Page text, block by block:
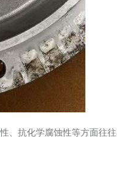
、抗化学腐蚀性等方面往